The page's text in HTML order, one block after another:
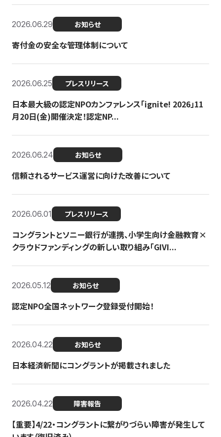
2026.06.29 お知らせ
寄付金の安全な管理体制について
2026.06.25 プレスリリース
日本最大級の認定NPOカンファレンス「ignite! 2026」11
月20日(金)開催決定！認定NP...
2026.06.24 お知らせ
信頼されるサービス運営に向けた改善について
2026.06.01 プレスリリース
コングラントとソニー銀行が連携、小学生向け金融教育×
クラウドファンディングの新しい取り組み「GIVI...
2026.05.12 お知らせ
認定NPO全国ネットワーク登録受付開始！
2026.04.22 お知らせ
日本経済新聞にコングラントが掲載されました
2026.04.22 障害報告
【重要】4/22・コングラントに繋がりづらい障害が発生して